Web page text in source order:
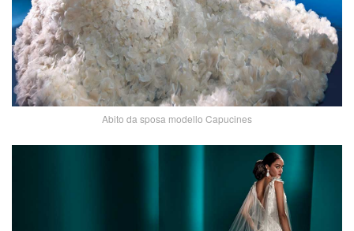
Abito da sposa modello Capucines